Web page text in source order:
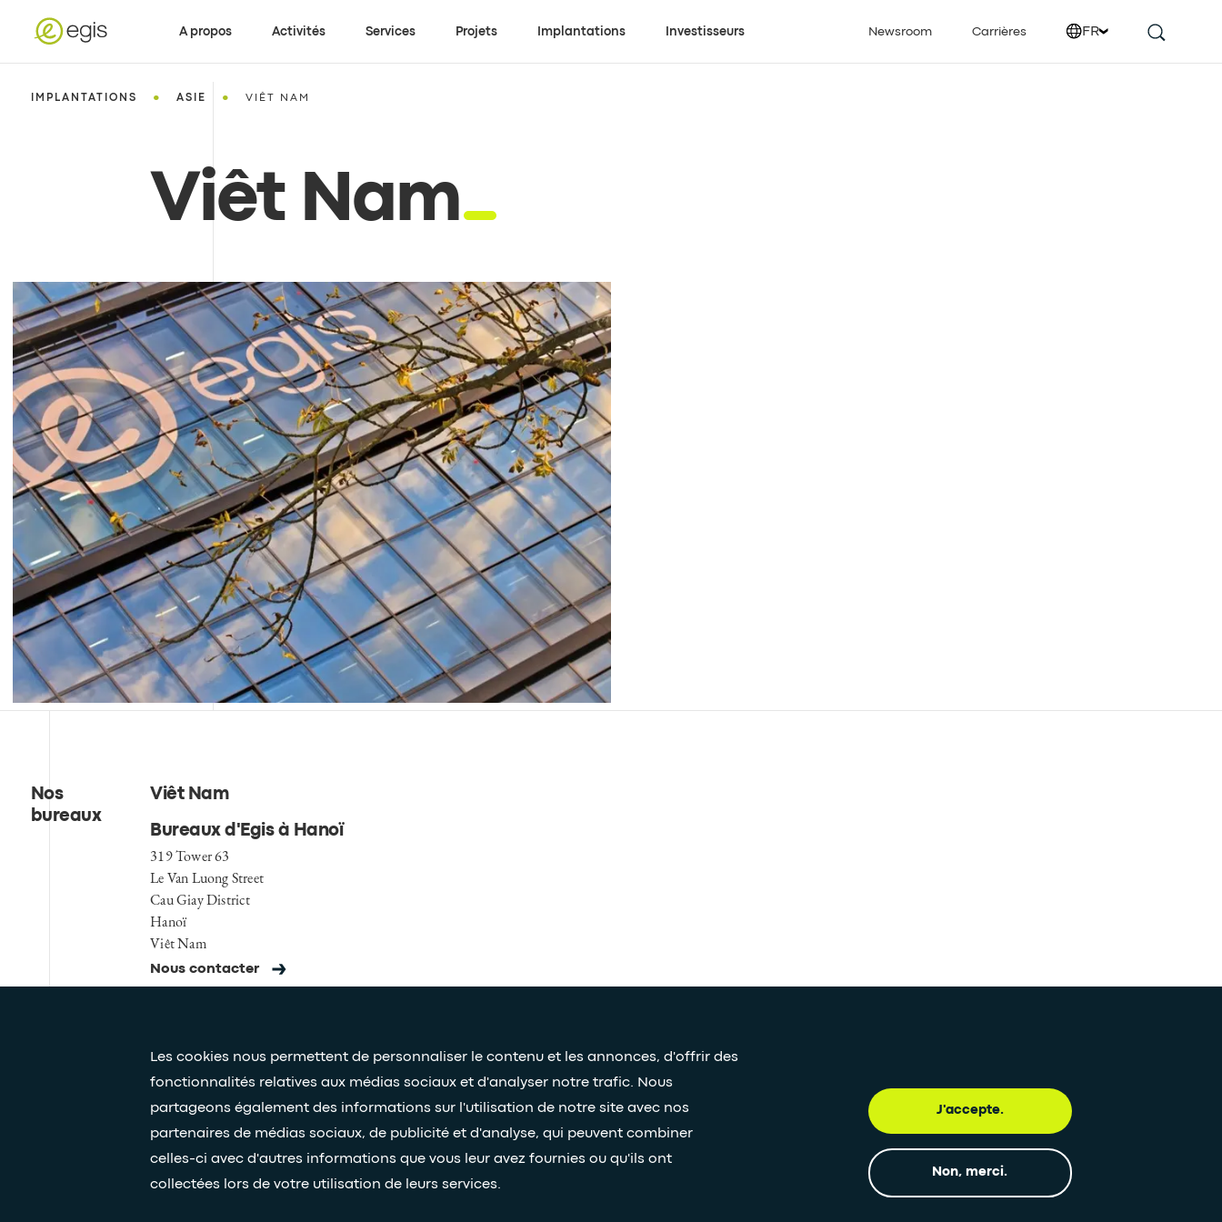
Les cookies nous permettent de personnaliser le contenu et les annonces, d'offrir des
fonctionnalités relatives aux médias sociaux et d'analyser notre trafic. Nous
partageons également des informations sur l'utilisation de notre site avec nos
partenaires de médias sociaux, de publicité et d'analyse, qui peuvent combiner
celles-ci avec d'autres informations que vous leur avez fournies ou qu'ils ont
collectées lors de votre utilisation de leurs services.
J'accepte.
Non, merci.
A propos Activités Services Projets Implantations Investisseurs Newsroom Carrières FR
IMPLANTATIONS • ASIE • VIÊT NAM
Viêt Nam
Nos
bureaux
Viêt Nam
Bureaux d'Egis à Hanoï
319 Tower 63
Le Van Luong Street
Cau Giay District
Hanoï
Viêt Nam
Nous contacter
Presse et médias Nos livres blancs Restez connectés grâce à notre newsletter Inscription à la newsletter